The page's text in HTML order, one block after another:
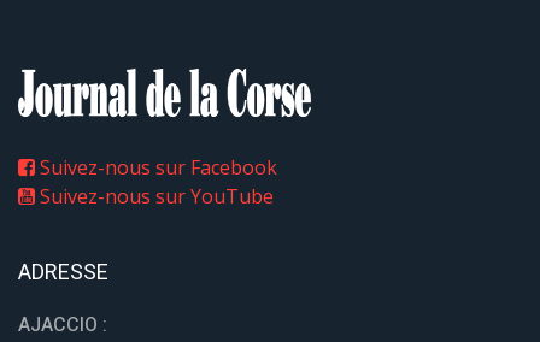
Suivez-nous sur Facebook
Suivez-nous sur YouTube
ADRESSE
AJACCIO :